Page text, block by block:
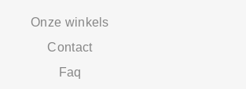
Onze winkels
Contact
Faq